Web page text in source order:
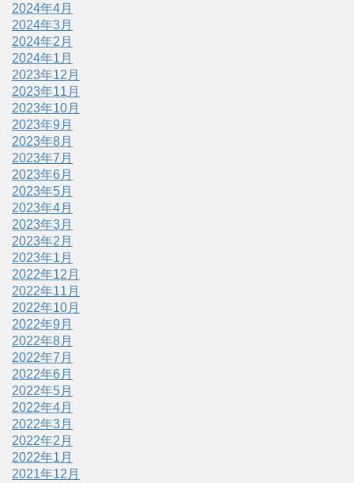
2024年4月
2024年3月
2024年2月
2024年1月
2023年12月
2023年11月
2023年10月
2023年9月
2023年8月
2023年7月
2023年6月
2023年5月
2023年4月
2023年3月
2023年2月
2023年1月
2022年12月
2022年11月
2022年10月
2022年9月
2022年8月
2022年7月
2022年6月
2022年5月
2022年4月
2022年3月
2022年2月
2022年1月
2021年12月